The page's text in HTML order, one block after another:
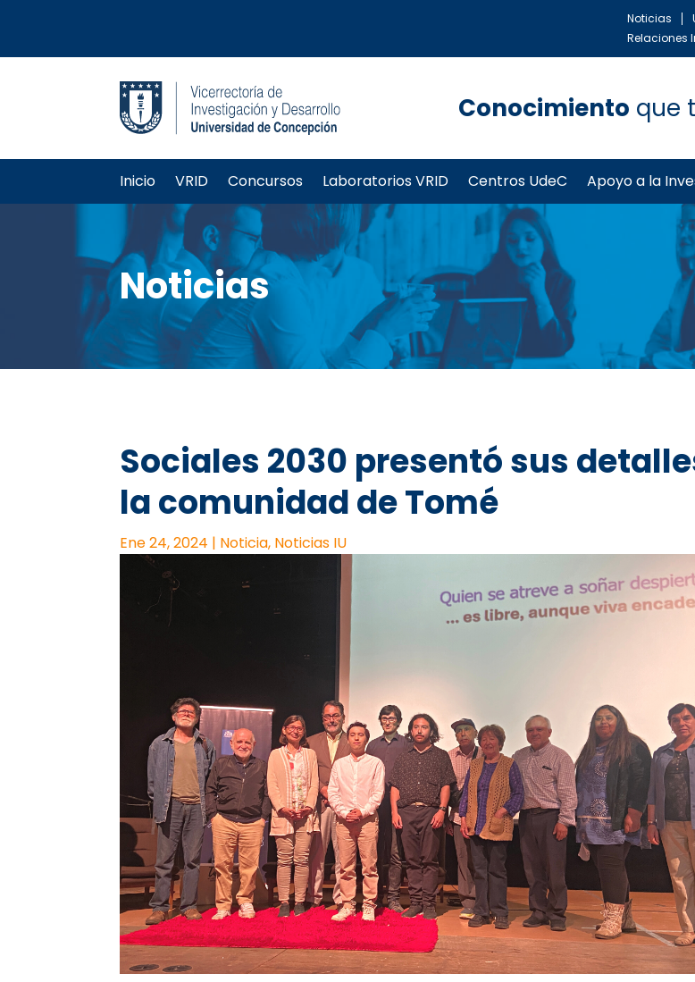
Noticias
Relaciones
Conocimiento que
Inicio VRID Concursos Laboratorios VRID Centros UdeC Apoyo a la
Noticias
Sociales 2030 presentó sus
la comunidad de Tomé
Ene 24, 2024 | Noticia, Noticias IU